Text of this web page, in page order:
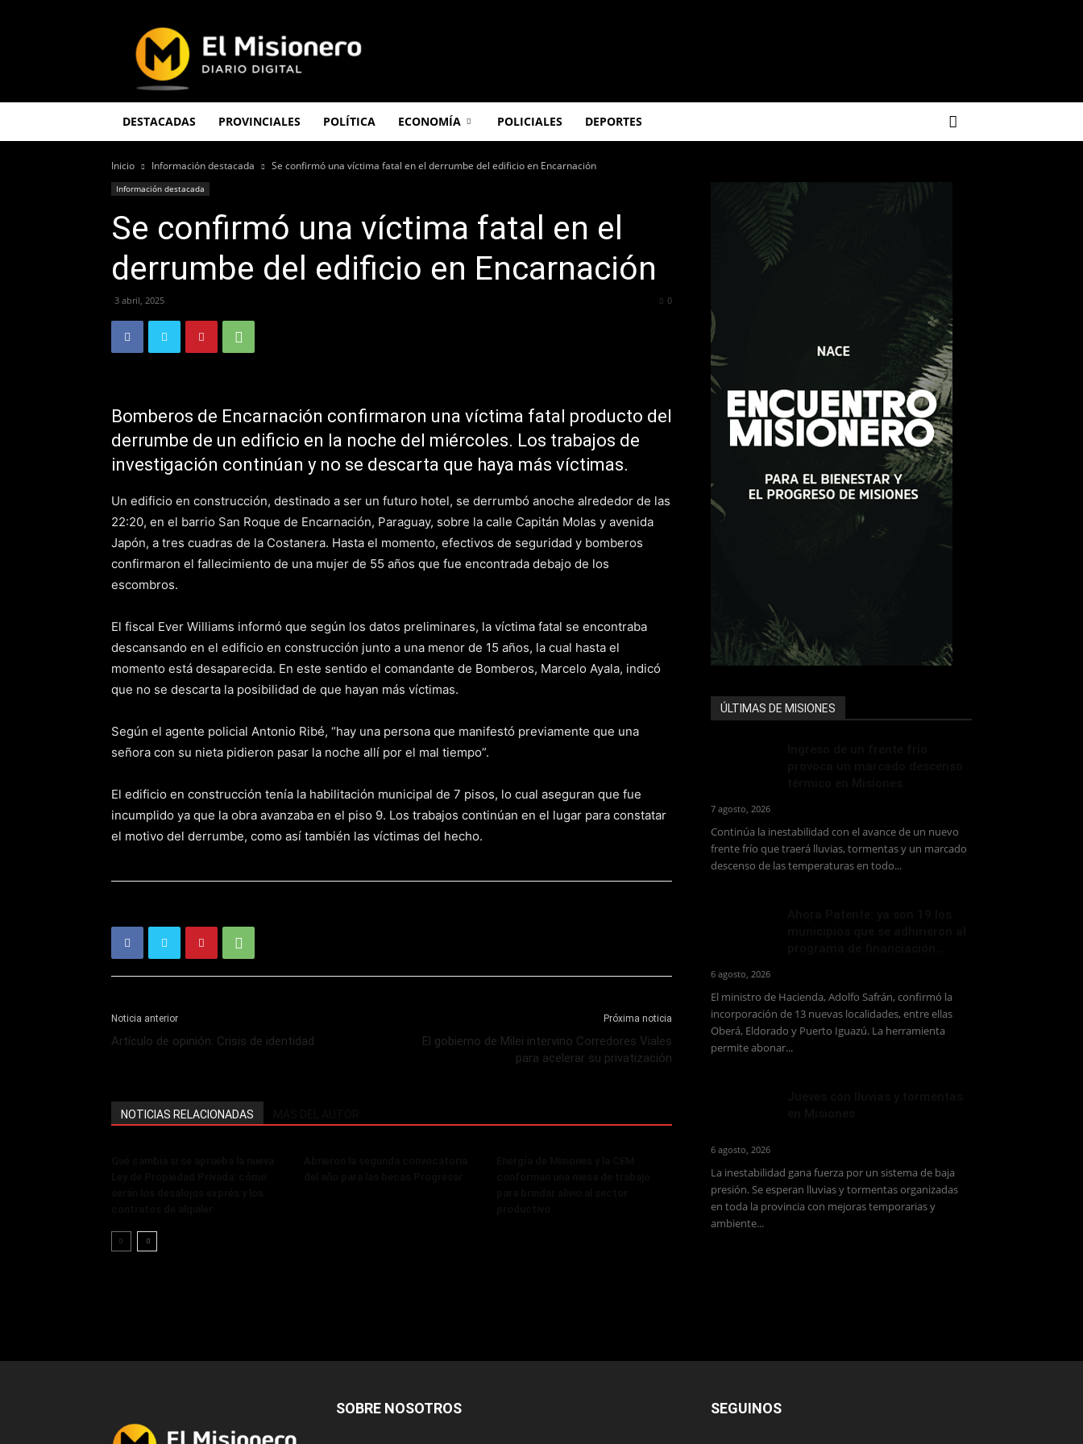
Misionero
DESTACADAS PROVINCIALES POLÍTICA ECONOMÍA POLICIALES DEPORTES
Inicio Información destacada Se confirmó una víctima fatal en el derrumbe del edificio en Encarnación
Información destacada
Se confirmó una víctima fatal en el
derrumbe del edificio en Encarnación
3 abril, 2025 0
Bomberos de Encarnación confirmaron una víctima fatal producto del
derrumbe de un edificio en la noche del miércoles. Los trabajos de
investigación continúan y no se descarta que haya más víctimas.
Un edificio en construcción, destinado a ser un futuro hotel, se derrumbó anoche alrededor de las
22:20, en el barrio San Roque de Encarnación, Paraguay, sobre la calle Capitán Molas y avenida
Japón, a tres cuadras de la Costanera. Hasta el momento, efectivos de seguridad y bomberos
confirmaron el fallecimiento de una mujer de 55 años que fue encontrada debajo de los
escombros.
El fiscal Ever Williams informó que según los datos preliminares, la víctima fatal se encontraba
descansando en el edificio en construcción junto a una menor de 15 años, la cual hasta el
momento está desaparecida. En este sentido el comandante de Bomberos, Marcelo Ayala, indicó
que no se descarta la posibilidad de que hayan más víctimas.
Según el agente policial Antonio Ribé, “hay una persona que manifestó previamente que una
señora con su nieta pidieron pasar la noche allí por el mal tiempo”.
El edificio en construcción tenía la habilitación municipal de 7 pisos, lo cual aseguran que fue
incumplido ya que la obra avanzaba en el piso 9. Los trabajos continúan en el lugar para constatar
el motivo del derrumbe, como así también las víctimas del hecho.
Noticia anterior
Artículo de opinión: Crisis de identidad
Próxima noticia
El gobierno de Milei intervino Corredores Viales
para acelerar su privatización
NOTICIAS RELACIONADAS
ÚLTIMAS DE MISIONES
7 agosto, 2026
Continúa la inestabilidad con el avance de un nuevo
frente frío que traerá lluvias, tormentas y un marcado
descenso de las temperaturas en todo...
6 agosto, 2026
El ministro de Hacienda, Adolfo Safrán, confirmó la
incorporación de 13 nuevas localidades, entre ellas
Oberá, Eldorado y Puerto Iguazú. La herramienta
permite abonar...
6 agosto, 2026
La inestabilidad gana fuerza por un sistema de baja
presión. Se esperan lluvias y tormentas organizadas
en toda la provincia con mejoras temporarias y
ambiente...
SOBRE NOSOTROS SEGUINOS